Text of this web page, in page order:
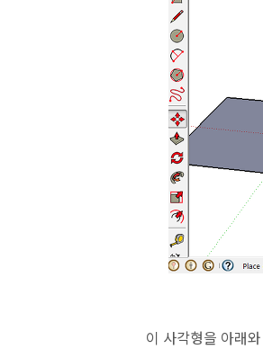
이 사각형을 아래